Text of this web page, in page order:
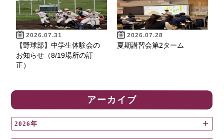
2026.07.31
【野球部】中学生体験会の
お知らせ（8/19場所の訂
正）
2026.07.28
夏期講習会第2ターム
アーカイブ
2026年